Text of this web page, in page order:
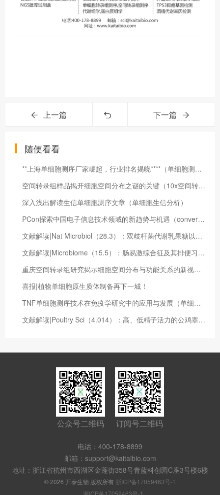
上一篇 下一篇
随便看看
**上海单细胞测序厂家崛起，行业排名揭晓****（单细胞测序仪器价格）
空间转录组样品揭开细胞空间分布之谜的关键（10x空间转录组的弊端）
深入浅出解读生信单细胞测序文章（单细胞生信分析）
PCon探索中国电子信息技术领域的新趋势与机遇（convert）
文献解读|Nat Microbiol（28.3）：双歧杆菌代谢乳果糖以优化肠道代谢并预防肝病患者的全身感染
文献解读|Microbiome（15.5）：肠易激综合征及其排便习惯亚型肠道微生物组的多组学特征
重庆空间转录组研究揭示细胞空间分布与功能关系的新视角（空间转录组分析流程）
喜报|植物单细胞原生质体制备再下一城！
TNF单细胞测序技术在免疫学研究中的应用与发展（单细胞测序umap）
文献解读|Poultry Sci（4.014）：高、低精子活力的公鸡睾丸转录组分析
公众号二维码 订阅号二维码
电话：400-178-8899
邮箱：support@kaitaibio.com
地址：浙江省杭州市西湖区金蓬街358号青蓝科创园C座3号楼6楼
© 2026 开泰生物 版权所有 浙ICP备17059463号-1
浙ICP备17059463号-1